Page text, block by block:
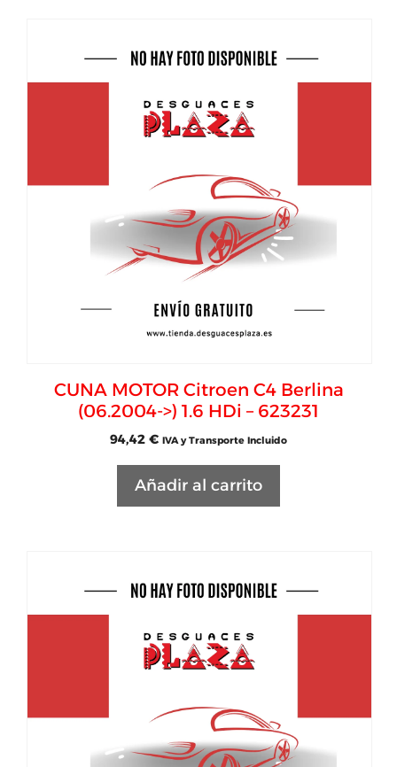
CUNA MOTOR Citroen C4 Berlina
(06.2004->) 1.6 HDi – 623231
94,42 € IVA y Transporte Incluido
Añadir al carrito